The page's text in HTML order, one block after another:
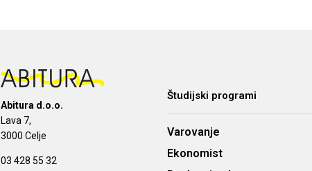
Abitura d.o.o.
Lava 7,
3000 Celje
03 428 55 32
Študijski programi
Varovanje
Ekonomist